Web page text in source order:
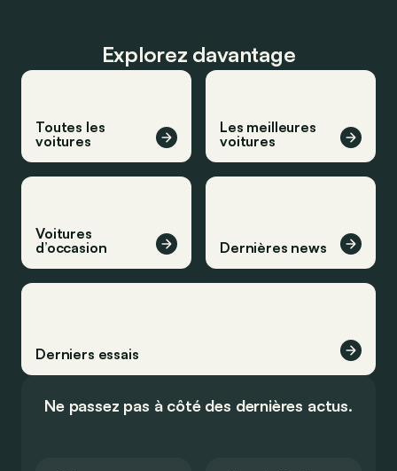
Explorez davantage
Toutes les
voitures
Les meilleures
voitures
Voitures
d’occasion
Dernières news
Derniers essais
Ne passez pas à côté des dernières actus.